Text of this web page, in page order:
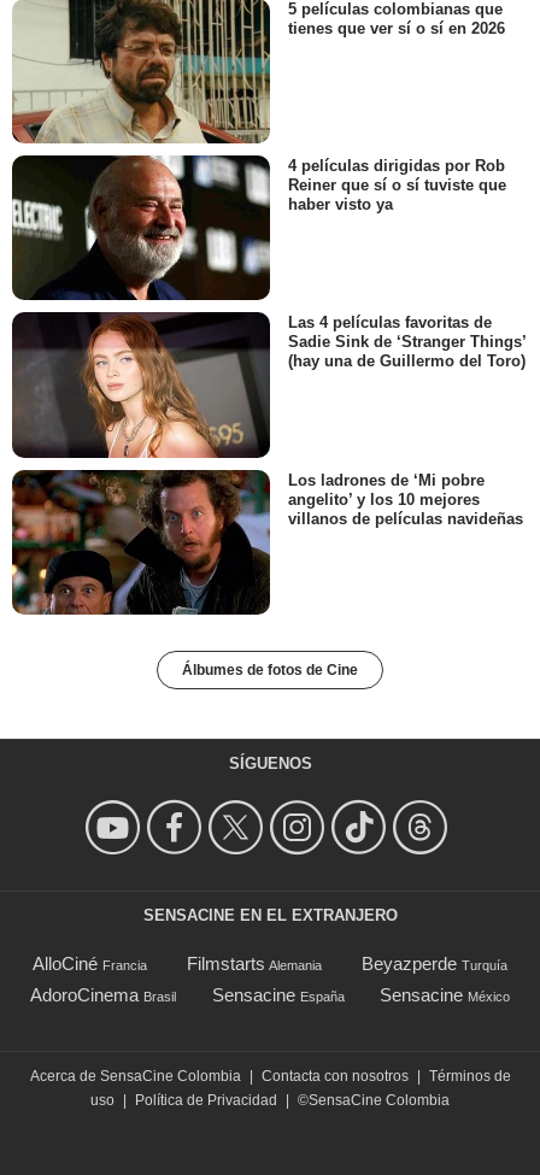
5 películas colombianas que
tienes que ver sí o sí en 2026
4 películas dirigidas por Rob
Reiner que sí o sí tuviste que
haber visto ya
Las 4 películas favoritas de
Sadie Sink de ‘Stranger Things’
(hay una de Guillermo del Toro)
Los ladrones de ‘Mi pobre
angelito’ y los 10 mejores
villanos de películas navideñas
Álbumes de fotos de Cine
SÍGUENOS
SENSACINE EN EL EXTRANJERO
AlloCiné Francia Filmstarts Alemania Beyazperde Turquía
AdoroCinema Brasil Sensacine España Sensacine México
Acerca de SensaCine Colombia Contacta con nosotros
Términos de
uso
Política de Privacidad ©SensaCine Colombia